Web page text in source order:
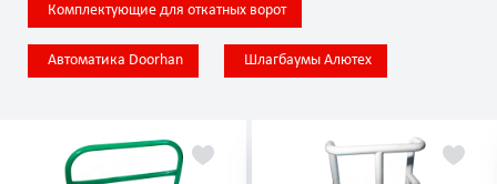
Комплектующие для откатных ворот
Автоматика Doorhan Шлагбаумы Алютех